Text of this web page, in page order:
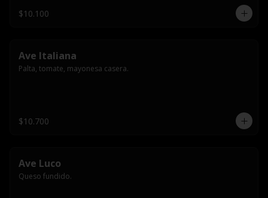
$10.100
Ave Italiana
Palta, tomate, mayonesa casera.
$10.700
Ave Luco
Queso fundido.